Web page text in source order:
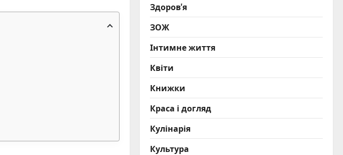
Здоров'я
ЗОЖ
Інтимне життя
Квіти
Книжки
Краса і догляд
Кулінарія
Культура